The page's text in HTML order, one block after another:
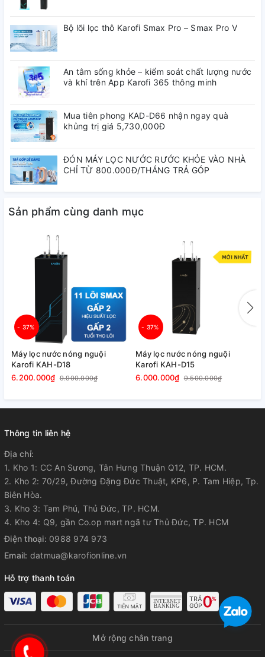
Bộ lõi lọc thô Karofi Smax Pro – Smax Pro V
An tâm sống khỏe – kiểm soát chất lượng nước
và khí trên App Karofi 365 thông minh
Mua tiên phong KAD-D66 nhận ngay quà
khủng trị giá 5,730,000Đ
ĐÓN MÁY LỌC NƯỚC RƯỚC KHỎE VÀO NHÀ
CHỈ TỪ 800.000Đ/THÁNG TRẢ GÓP
Sản phẩm cùng danh mục
- 37%
Máy lọc nước nóng nguội
Karofi KAH-D18
6.200.000₫ 9.900.000₫
- 37%
Máy lọc nước nóng nguội
Karofi KAH-D15
6.000.000₫ 9.500.000₫
Thông tin liên hệ
Địa chỉ:
1. Kho 1: CC An Sương, Tân Hưng Thuận Q12, TP. HCM.
2. Kho 2: 70/29, Đường Đặng Đức Thuật, KP6, P. Tam Hiệp, Tp.
Biên Hòa.
3. Kho 3: Tam Phú, Thủ Đức, TP. HCM.
4. Kho 4: Q9, gần Co.op mart ngã tư Thủ Đức, TP. HCM
Điện thoại: 0988 974 973
Email: datmua@karofionline.vn
Hỗ trợ thanh toán
Mở rộng chân trang
0988